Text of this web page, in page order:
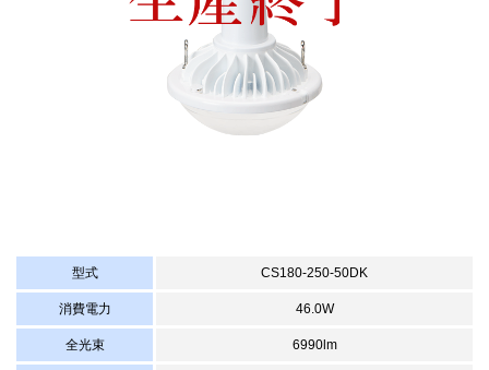
型式 CS180-250-50DK
消費電力 46.0W
全光束 6990lm